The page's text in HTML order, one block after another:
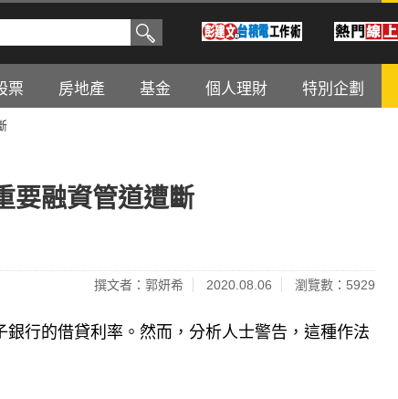
票 房地產 基金 個人理財 特別企劃
要融資管道遭斷
撰文者：郭妍希 2020.08.06 瀏覽數：5929
行的借貸利率。然而，分析人士警告，這種作法